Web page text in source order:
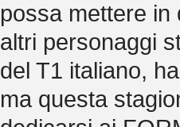
possa mettere
altri personaggi
del T1 italiano,
ma questa